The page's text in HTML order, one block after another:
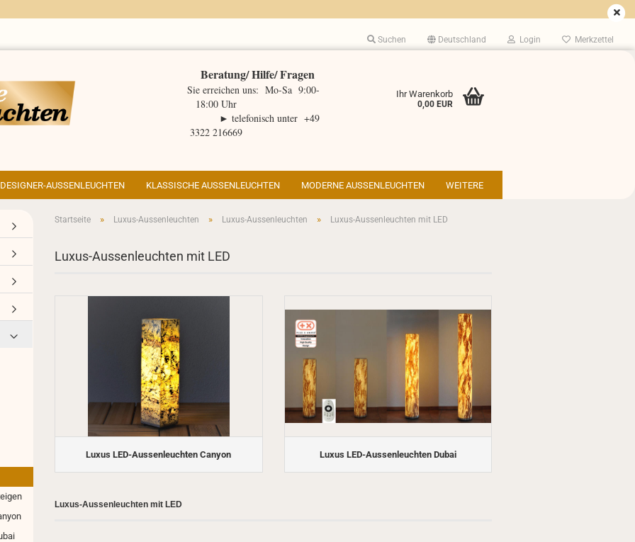
Suchen Deutschland Login Merkzettel
Beratung/ Hilfe/ Fragen
Sie erreichen uns: Mo-Sa 9:00-
18:00 Uhr
► telefonisch unter +49
3322 216669
Ihr Warenkorb
0,00 EUR
DESIGNER-AUSSENLEUCHTEN
Aussenleuchte Belcour
Aussenleuchte Hugy
Aussenleuchte Brick
Aussenleuchte Avenue
Aussenleuchte Citadelle
Aussenleuchte Monaco
Aussenleuchte Moon
KLASSISCHE AUSSENLEUCHTEN MODERNE AUSSENLEUCHTEN
LED-Wegeleuchten
Wegeleuchten Miami
LED Kugelleuchte
WEITERE
zur Weihnachtsbeleuchtung
Tipps
Aussenleuchten
Erdkabel
von Mastleuchten
Startseite » Luxus-Aussenleuchten » Luxus-Aussenleuchten » Luxus-Aussenleuchten mit LED
Luxus-Aussenleuchten mit LED
Luxus LED-Aussenleuchten Canyon Luxus LED-Aussenleuchten Dubai
Luxus-Aussenleuchten mit LED